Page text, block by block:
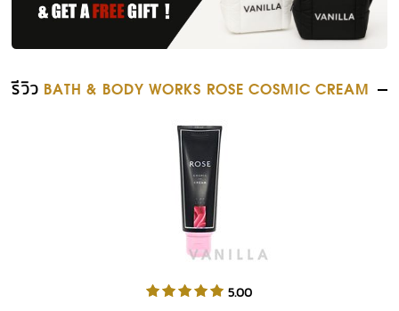
รีวิว BATH & BODY WORKS ROSE COSMIC CREAM
5.00